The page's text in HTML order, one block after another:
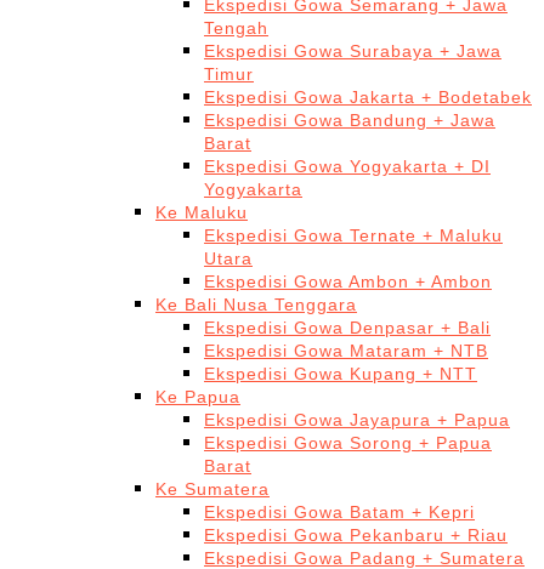
Ekspedisi Gowa Semarang + Jawa
Tengah
Ekspedisi Gowa Surabaya + Jawa
Timur
Ekspedisi Gowa Jakarta + Bodetabek
Ekspedisi Gowa Bandung + Jawa
Barat
Ekspedisi Gowa Yogyakarta + DI
Yogyakarta
Ke Maluku
Ekspedisi Gowa Ternate + Maluku
Utara
Ekspedisi Gowa Ambon + Ambon
Ke Bali Nusa Tenggara
Ekspedisi Gowa Denpasar + Bali
Ekspedisi Gowa Mataram + NTB
Ekspedisi Gowa Kupang + NTT
Ke Papua
Ekspedisi Gowa Jayapura + Papua
Ekspedisi Gowa Sorong + Papua
Barat
Ke Sumatera
Ekspedisi Gowa Batam + Kepri
Ekspedisi Gowa Pekanbaru + Riau
Ekspedisi Gowa Padang + Sumatera